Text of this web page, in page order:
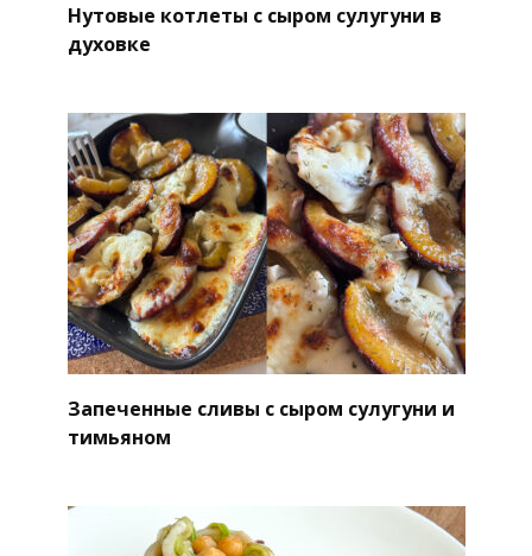
Нутовые котлеты с сыром сулугуни в
духовке
Запеченные сливы с сыром сулугуни и
тимьяном